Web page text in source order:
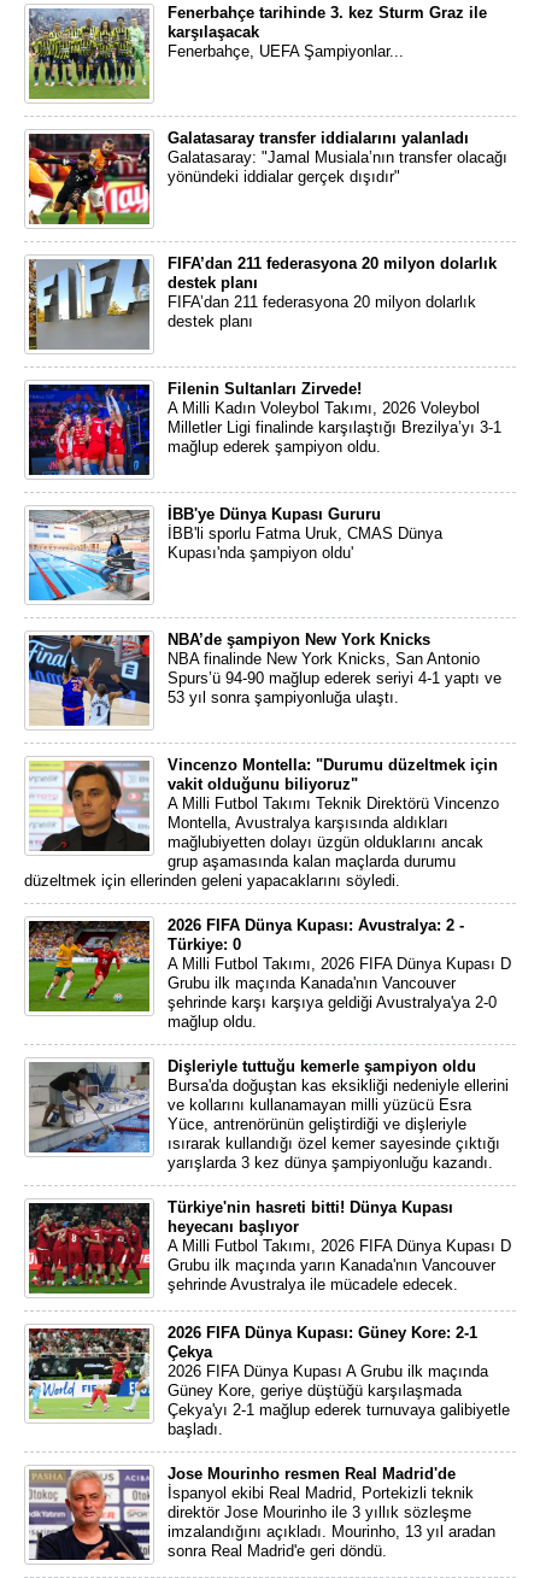
Fenerbahçe tarihinde 3. kez Sturm Graz ile
karşılaşacak
Fenerbahçe, UEFA Şampiyonlar...
Galatasaray transfer iddialarını yalanladı
Galatasaray: "Jamal Musiala’nın transfer olacağı
yönündeki iddialar gerçek dışıdır"
FIFA’dan 211 federasyona 20 milyon dolarlık
destek planı
FIFA’dan 211 federasyona 20 milyon dolarlık
destek planı
Filenin Sultanları Zirvede!
A Milli Kadın Voleybol Takımı, 2026 Voleybol
Milletler Ligi finalinde karşılaştığı Brezilya’yı 3-1
mağlup ederek şampiyon oldu.
İBB'ye Dünya Kupası Gururu
İBB'li sporlu Fatma Uruk, CMAS Dünya
Kupası'nda şampiyon oldu'
NBA’de şampiyon New York Knicks
NBA finalinde New York Knicks, San Antonio
Spurs’ü 94-90 mağlup ederek seriyi 4-1 yaptı ve
53 yıl sonra şampiyonluğa ulaştı.
Vincenzo Montella: "Durumu düzeltmek için
vakit olduğunu biliyoruz"
A Milli Futbol Takımı Teknik Direktörü Vincenzo
Montella, Avustralya karşısında aldıkları
mağlubiyetten dolayı üzgün olduklarını ancak
grup aşamasında kalan maçlarda durumu
düzeltmek için ellerinden geleni yapacaklarını söyledi.
2026 FIFA Dünya Kupası: Avustralya: 2 -
Türkiye: 0
A Milli Futbol Takımı, 2026 FIFA Dünya Kupası D
Grubu ilk maçında Kanada'nın Vancouver
şehrinde karşı karşıya geldiği Avustralya'ya 2-0
mağlup oldu.
Dişleriyle tuttuğu kemerle şampiyon oldu
Bursa'da doğuştan kas eksikliği nedeniyle ellerini
ve kollarını kullanamayan milli yüzücü Esra
Yüce, antrenörünün geliştirdiği ve dişleriyle
ısırarak kullandığı özel kemer sayesinde çıktığı
yarışlarda 3 kez dünya şampiyonluğu kazandı.
Türkiye'nin hasreti bitti! Dünya Kupası
heyecanı başlıyor
A Milli Futbol Takımı, 2026 FIFA Dünya Kupası D
Grubu ilk maçında yarın Kanada'nın Vancouver
şehrinde Avustralya ile mücadele edecek.
2026 FIFA Dünya Kupası: Güney Kore: 2-1
Çekya
2026 FIFA Dünya Kupası A Grubu ilk maçında
Güney Kore, geriye düştüğü karşılaşmada
Çekya'yı 2-1 mağlup ederek turnuvaya galibiyetle
başladı.
Jose Mourinho resmen Real Madrid'de
İspanyol ekibi Real Madrid, Portekizli teknik
direktör Jose Mourinho ile 3 yıllık sözleşme
imzalandığını açıkladı. Mourinho, 13 yıl aradan
sonra Real Madrid'e geri döndü.